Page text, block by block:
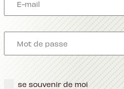
se souvenir de moi